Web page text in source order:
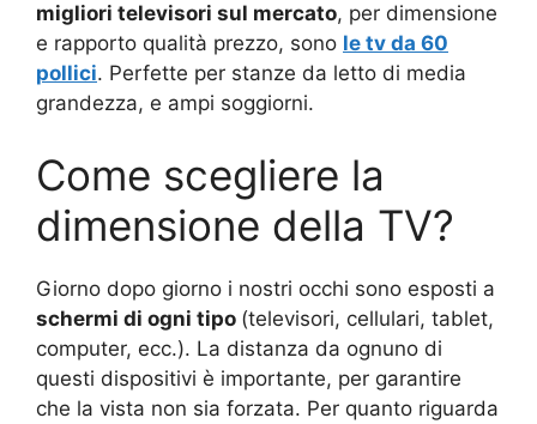
migliori televisori sul mercato, per dimensione
e rapporto qualità prezzo, sono le tv da 60
pollici. Perfette per stanze da letto di media
grandezza, e ampi soggiorni.
Come scegliere la
dimensione della TV?
Giorno dopo giorno i nostri occhi sono esposti a
schermi di ogni tipo (televisori, cellulari, tablet,
computer, ecc.). La distanza da ognuno di
questi dispositivi è importante, per garantire
che la vista non sia forzata. Per quanto riguarda